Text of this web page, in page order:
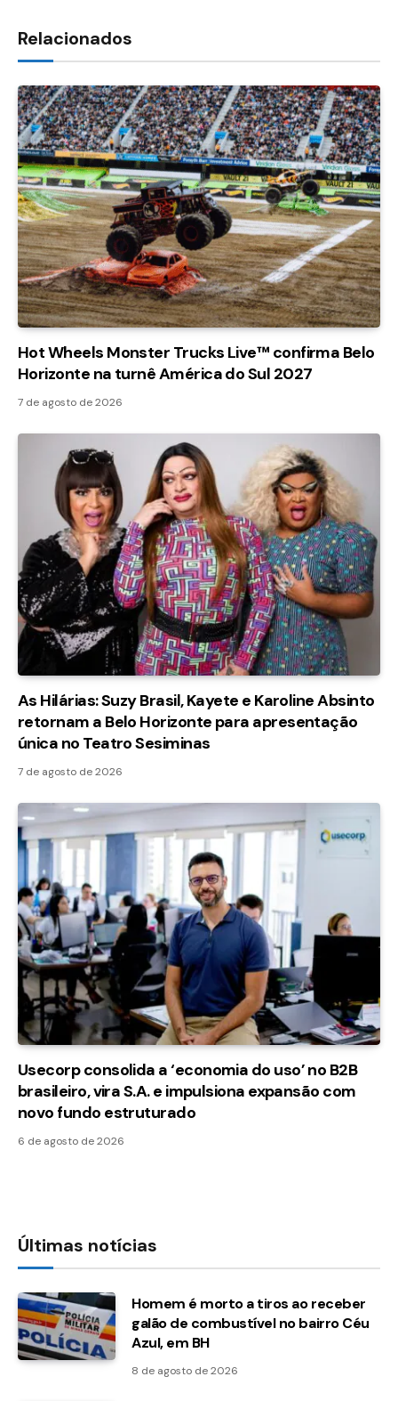
Relacionados
Hot Wheels Monster Trucks Live™ confirma Belo
Horizonte na turnê América do Sul 2027
7 de agosto de 2026
As Hilárias: Suzy Brasil, Kayete e Karoline Absinto
retornam a Belo Horizonte para apresentação
única no Teatro Sesiminas
7 de agosto de 2026
Usecorp consolida a ‘economia do uso’ no B2B
brasileiro, vira S.A. e impulsiona expansão com
novo fundo estruturado
6 de agosto de 2026
Últimas notícias
Homem é morto a tiros ao receber
galão de combustível no bairro Céu
Azul, em BH
8 de agosto de 2026